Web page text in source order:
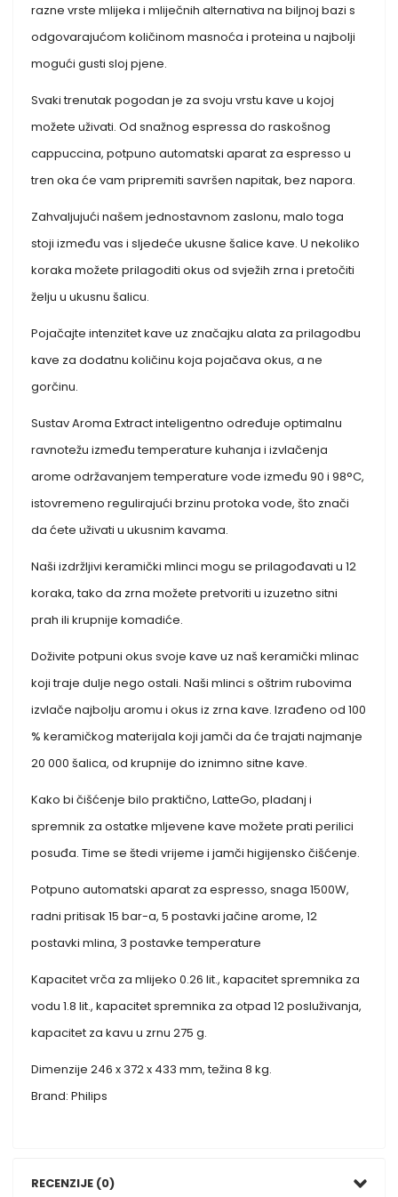
razne vrste mlijeka i mliječnih alternativa na biljnoj bazi s
odgovarajućom količinom masnoća i proteina u najbolji
mogući gusti sloj pjene.
Svaki trenutak pogodan je za svoju vrstu kave u kojoj
možete uživati. Od snažnog espressa do raskošnog
cappuccina, potpuno automatski aparat za espresso u
tren oka će vam pripremiti savršen napitak, bez napora.
Zahvaljujući našem jednostavnom zaslonu, malo toga
stoji između vas i sljedeće ukusne šalice kave. U nekoliko
koraka možete prilagoditi okus od svježih zrna i pretočiti
želju u ukusnu šalicu.
Pojačajte intenzitet kave uz značajku alata za prilagodbu
kave za dodatnu količinu koja pojačava okus, a ne
gorčinu.
Sustav Aroma Extract inteligentno određuje optimalnu
ravnotežu između temperature kuhanja i izvlačenja
arome održavanjem temperature vode između 90 i 98°C,
istovremeno regulirajući brzinu protoka vode, što znači
da ćete uživati u ukusnim kavama.
Naši izdržljivi keramički mlinci mogu se prilagođavati u 12
koraka, tako da zrna možete pretvoriti u izuzetno sitni
prah ili krupnije komadiće.
Doživite potpuni okus svoje kave uz naš keramički mlinac
koji traje dulje nego ostali. Naši mlinci s oštrim rubovima
izvlače najbolju aromu i okus iz zrna kave. Izrađeno od 100
% keramičkog materijala koji jamči da će trajati najmanje
20 000 šalica, od krupnije do iznimno sitne kave.
Kako bi čišćenje bilo praktično, LatteGo, pladanj i
spremnik za ostatke mljevene kave možete prati perilici
posuđa. Time se štedi vrijeme i jamči higijensko čišćenje.
Potpuno automatski aparat za espresso, snaga 1500W,
radni pritisak 15 bar-a, 5 postavki jačine arome, 12
postavki mlina, 3 postavke temperature
Kapacitet vrča za mlijeko 0.26 lit., kapacitet spremnika za
vodu 1.8 lit., kapacitet spremnika za otpad 12 posluživanja,
kapacitet za kavu u zrnu 275 g.
Dimenzije 246 x 372 x 433 mm, težina 8 kg.
Brand: Philips
RECENZIJE (0)